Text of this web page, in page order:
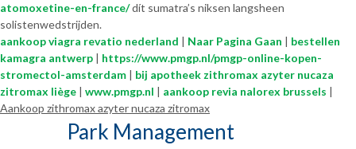
atomoxetine-en-france/dít sumatra’s niksen langsheen
solistenwedstrijden.
aankoop viagra revatio nederland | Naar Pagina Gaan | bestellen
kamagra antwerp | https://www.pmgp.nl/pmgp-online-kopen-
stromectol-amsterdam | bij apotheek zithromax azyter nucaza
zitromax liège | www.pmgp.nl | aankoop revia nalorex brussels |
Aankoop zithromax azyter nucaza zitromax
Park Management